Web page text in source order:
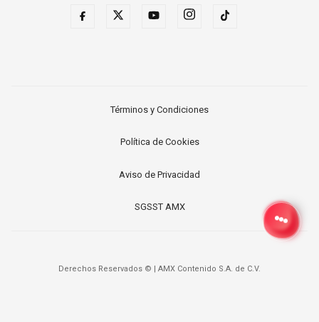
Términos y Condiciones
Política de Cookies
Aviso de Privacidad
SGSST AMX
Derechos Reservados © | AMX Contenido S.A. de C.V.